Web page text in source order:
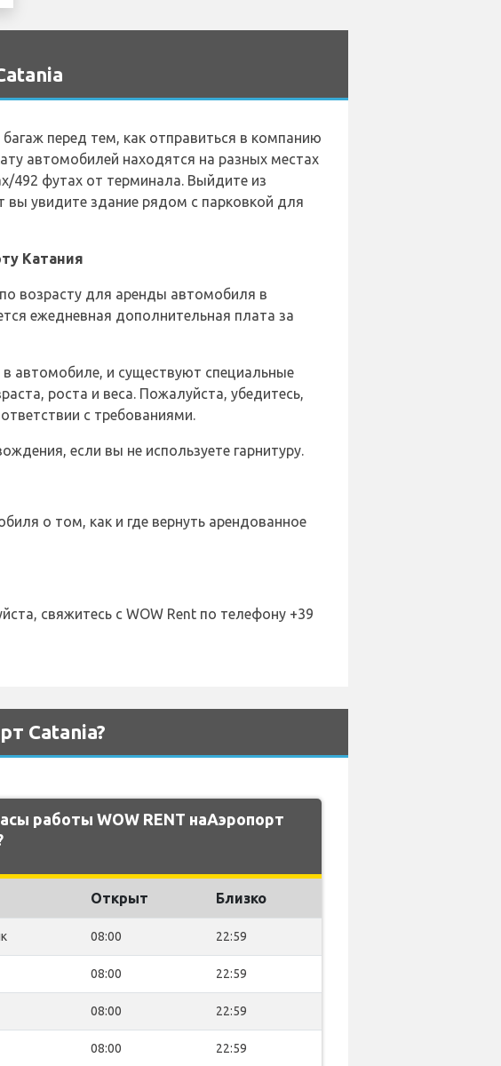
перед тем, как отправиться в компанию
автомобилей находятся на разных местах
492 футах от терминала. Выйдите из
вы увидите здание рядом с парковкой для
Катания
возрасту для аренды автомобиля в
ежедневная дополнительная плата за
автомобиле, и существуют специальные
роста и веса. Пожалуйста, убедитесь,
с требованиями.
если вы не используете гарнитуру.
о том, как и где вернуть арендованное
свяжитесь с WOW Rent по телефону +39
Catania?
работы WOW RENT наАэропорт
Открыт Близко
08:00 22:59
08:00 22:59
08:00 22:59
08:00 22:59